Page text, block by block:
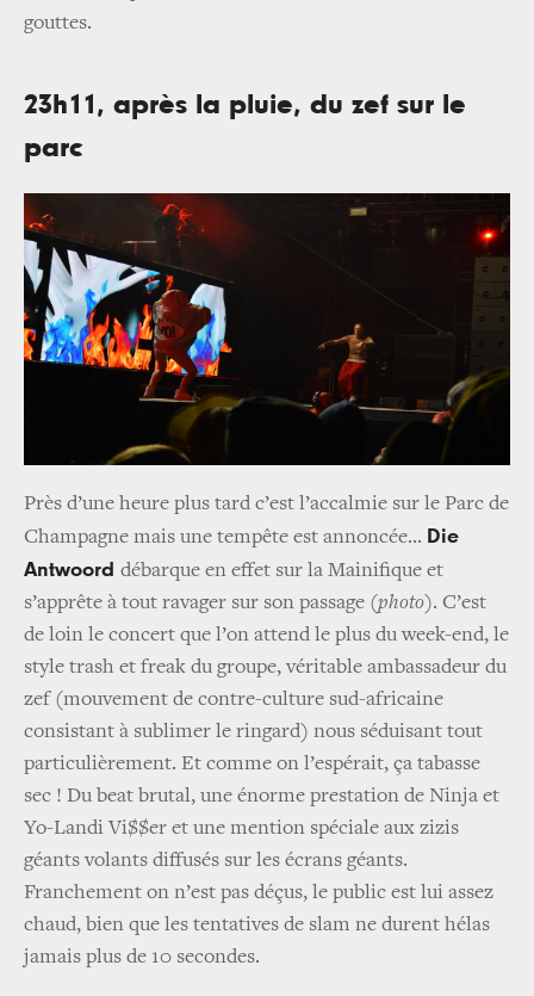
gouttes.
23h11, après la pluie, du zef sur le
parc
Près d’une heure plus tard c’est l’accalmie sur le Parc de
Champagne mais une tempête est annoncée... Die
Antwoord débarque en effet sur la Mainifique et
s’apprête à tout ravager sur son passage (photo). C’est
de loin le concert que l’on attend le plus du week-end, le
style trash et freak du groupe, véritable ambassadeur du
zef (mouvement de contre-culture sud-africaine
consistant à sublimer le ringard) nous séduisant tout
particulièrement. Et comme on l’espérait, ça tabasse
sec ! Du beat brutal, une énorme prestation de Ninja et
Yo-Landi Vi$$er et une mention spéciale aux zizis
géants volants diffusés sur les écrans géants.
Franchement on n’est pas déçus, le public est lui assez
chaud, bien que les tentatives de slam ne durent hélas
jamais plus de 10 secondes.